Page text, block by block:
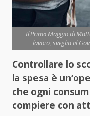
Il Primo Maggio di
lavoro, sveglia al
Controllare lo
la spesa è
che ogni
compiere con